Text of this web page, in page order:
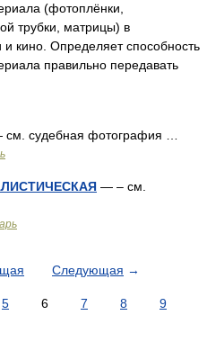
(фотоплёнки,
трубки, матрицы) в
кино. Определяет способность
правильно передавать
судебная фотография …
— – см.
Следующая →
5 6 7 8
9